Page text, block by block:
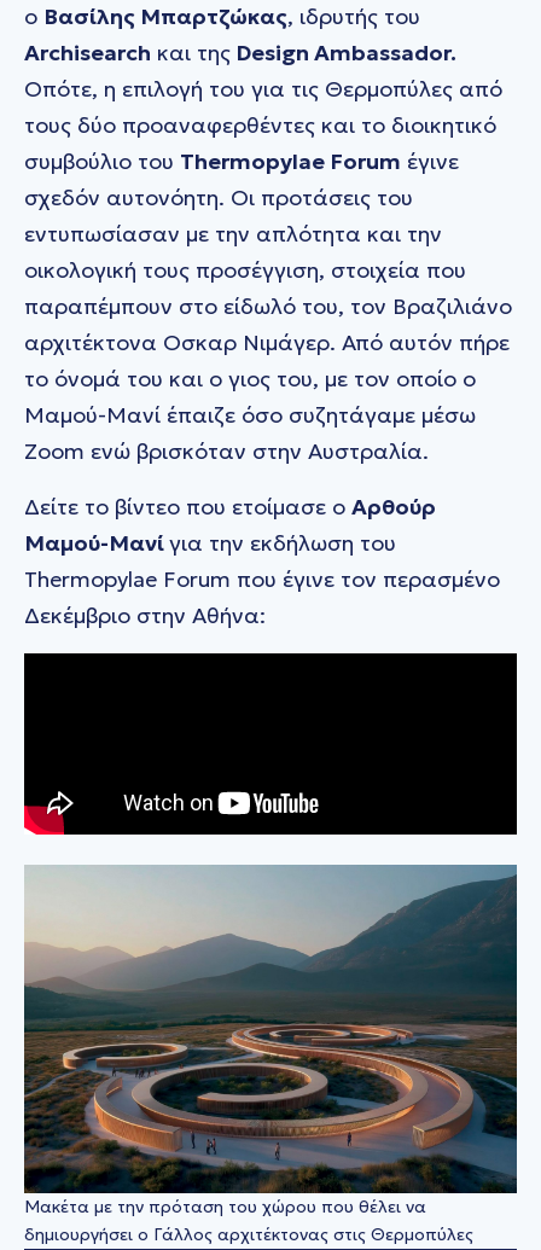
ο Βασίλης Mπαρτζώκας, ιδρυτής του
Αrchisearch και της Design Ambassador.
Οπότε, η επιλογή του για τις Θερμοπύλες από
τους δύο προαναφερθέντες και το διοικητικό
συμβούλιο του Thermopylae Forum έγινε
σχεδόν αυτονόητη. Οι προτάσεις του
εντυπωσίασαν με την απλότητα και την
οικολογική τους προσέγγιση, στοιχεία που
παραπέμπουν στο είδωλό του, τον Βραζιλιάνο
αρχιτέκτονα Οσκαρ Νιμάγερ. Από αυτόν πήρε
το όνομά του και ο γιος του, με τον οποίο ο
Μαμού-Μανί έπαιζε όσο συζητάγαμε μέσω
Zoom ενώ βρισκόταν στην Αυστραλία.
Δείτε το βίντεο που ετοίμασε ο Αρθούρ
Μαμού-Μανίγια την εκδήλωση του
Thermopylae Forum που έγινε τον περασμένο
Δεκέμβριο στην Αθήνα:
Μακέτα με την πρόταση του χώρου που θέλει να
δημιουργήσει ο Γάλλος αρχιτέκτονας στις Θερμοπύλες